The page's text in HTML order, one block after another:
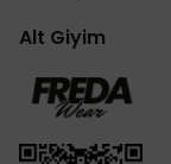
Alt Giyim